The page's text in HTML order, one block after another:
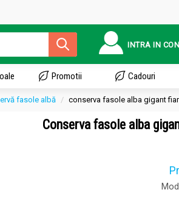
INTRA IN
Promotii Cadouri
fasole albă conserva fasole alba gigant
Conserva fasole alba